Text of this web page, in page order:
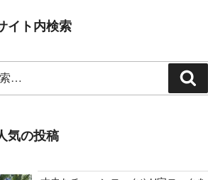
イト内検索
索
気の投稿